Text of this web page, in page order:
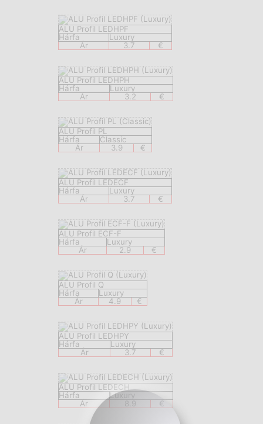
ALU Profil LEDHPF
Hárfa
Luxury
Ár
3.7 €
ALU Profil LEDHPH
Hárfa
Luxury
Ár
3.2 €
ALU Profil PL
Hárfa
Classic
Ár
3.9 €
ALU Profil LEDECF
Hárfa
Luxury
Ár
3.7 €
ALU Profil ECF-F
Hárfa
Luxury
Ár
2.9 €
ALU Profil Q
Hárfa
Luxury
Ár
4.9 €
ALU Profil LEDHPY
Hárfa
Luxury
Ár
3.7 €
ALU Profil LEDECH
Hárfa
Luxury
Ár
8.9 €